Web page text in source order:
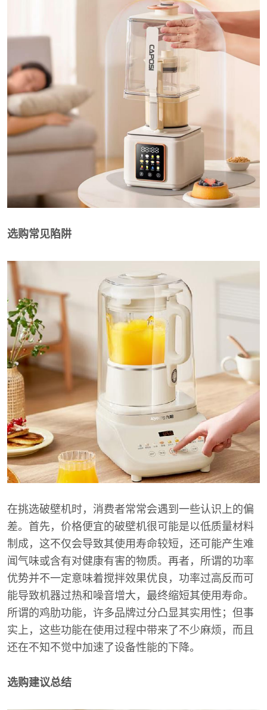
选购常见陷阱
在挑选破壁机时，消费者常常会遇到一些认识上的偏
差。首先，价格便宜的破壁机很可能是以低质量材料
制成，这不仅会导致其使用寿命较短，还可能产生难
闻气味或含有对健康有害的物质。再者，所谓的功率
优势并不一定意味着搅拌效果优良，功率过高反而可
能导致机器过热和噪音增大，最终缩短其使用寿命。
所谓的鸡肋功能，许多品牌过分凸显其实用性；但事
实上，这些功能在使用过程中带来了不少麻烦，而且
还在不知不觉中加速了设备性能的下降。
选购建议总结